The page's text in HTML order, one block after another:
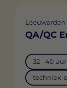
Leeuwarden
QA/QC
32 - 40 uur
techniek-